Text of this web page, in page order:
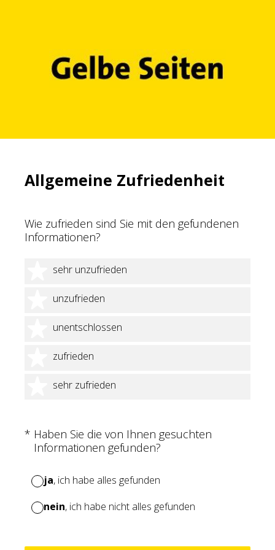
Allgemeine Zufriedenheit
Wie zufrieden sind Sie mit den gefundenen
Informationen?
sehr unzufrieden
1 Stern
unzufrieden
2 Sterne
unentschlossen
3 Sterne
zufrieden
4 Sterne
sehr zufrieden
5 Sterne
* Haben Sie die von Ihnen gesuchten
Informationen gefunden?
(Erforderlich.)
ja, ich habe alles gefunden
nein, ich habe nicht alles gefunden